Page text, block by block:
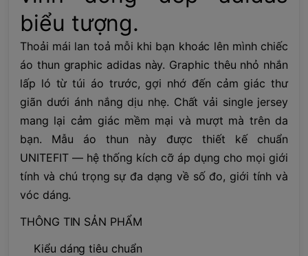
biểu tượng.
Thoải mái lan toả mỗi khi bạn khoác lên mình chiếc
áo thun graphic adidas này. Graphic thêu nhỏ nhắn
lấp ló từ túi áo trước, gợi nhớ đến cảm giác thư
giãn dưới ánh nắng dịu nhẹ. Chất vải single jersey
mang lại cảm giác mềm mại và mượt mà trên da
bạn. Mẫu áo thun này được thiết kế chuẩn
UNITEFIT — hệ thống kích cỡ áp dụng cho mọi giới
tính và chú trọng sự đa dạng về số đo, giới tính và
vóc dáng.
THÔNG TIN SẢN PHẨM
Kiểu dáng tiêu chuẩn